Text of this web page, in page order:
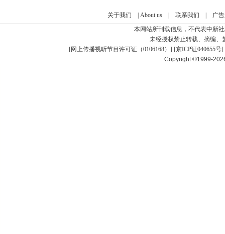
关于我们 About us| 联系我们
广
本网站所刊载信息，不代表中新
未经授权禁止转载、摘编、
[网上传播视听节目许可证（0106168） ] [京ICP证040655号]
Copyright ©1999-